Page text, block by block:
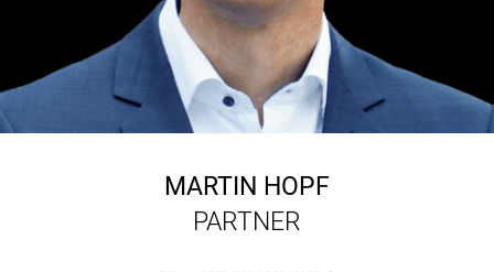
MARTIN HOPF
PARTNER